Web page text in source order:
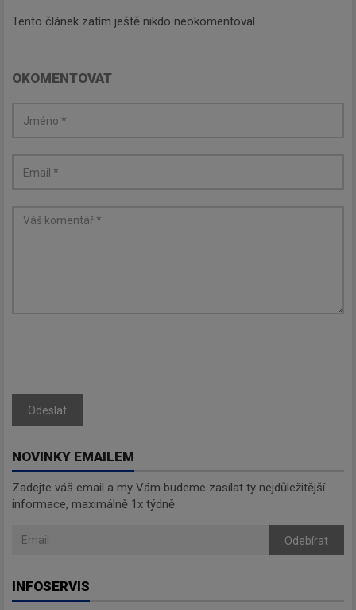
Tento článek zatím ještě nikdo neokomentoval.
OKOMENTOVAT
Odeslat
NOVINKY EMAILEM
Zadejte váš email a my Vám budeme zasílat ty nejdůležitější
informace, maximálně 1x týdně.
Odebírat
INFOSERVIS